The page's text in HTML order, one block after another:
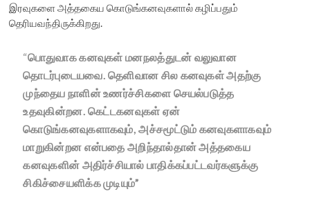
இரவுகளை அத்தகைய கொடுங்கனவுகளால் கழிப்பதும்
தெரியவந்திருக்கிறது.
“பொதுவாக கனவுகள் மனநலத்துடன் வலுவான
தொடர்புடையவை. தெளிவான சில கனவுகள் அதற்கு
முந்தைய நாளின் உணர்ச்சிகளை செயல்படுத்த
உதவுகின்றன. கெட்டகனவுகள் ஏன்
கொடுங்கனவுகளாகவும், அச்சமூட்டும் கனவுகளாகவும்
மாறுகின்றன என்பதை அறிந்தால்தான் அத்தகைய
கனவுகளின் அதிர்ச்சியால் பாதிக்கப்பட்டவர்களுக்கு
சிகிச்சையளிக்க முடியும்”